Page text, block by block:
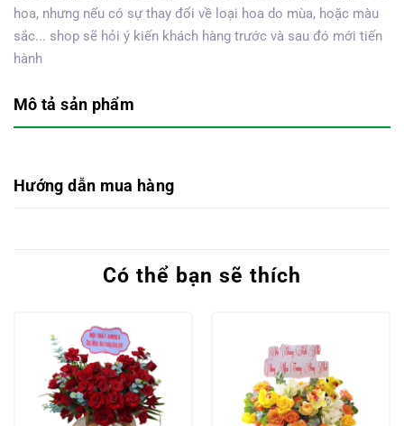
hoa, nhưng nếu có sự thay đổi về loại hoa do mùa, hoặc màu
sắc... shop sẽ hỏi ý kiến khách hàng trước và sau đó mới tiến
hành
Mô tả sản phẩm
Hướng dẫn mua hàng
Có thể bạn sẽ thích